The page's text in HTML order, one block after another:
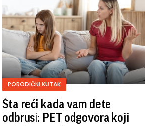
PORODIČNI KUTAK
Šta reći kada vam dete
odbrusi: PET odgovora koji